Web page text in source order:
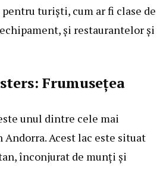
turiști, cum ar fi clase de
și restaurantelor și
Frumusețea
unul dintre cele mai
Acest lac este situat
înconjurat de munți și